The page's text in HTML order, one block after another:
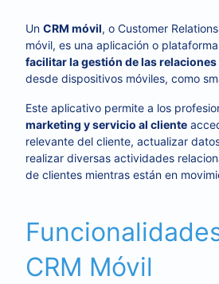
Un CRM móvil, o Customer
móvil, es una aplicación o
facilitar la gestión de las relaciones
desde dispositivos móviles, como
Este aplicativo permite a los
marketing y servicio al cliente
relevante del cliente, actualizar
realizar diversas actividades
de clientes mientras están en
CRM Móvil